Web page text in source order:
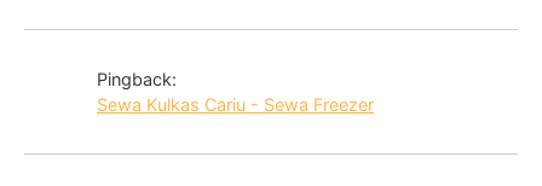
Pingback:
Sewa Kulkas Cariu - Sewa Freezer